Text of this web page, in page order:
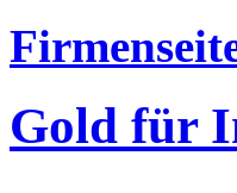
Gold für